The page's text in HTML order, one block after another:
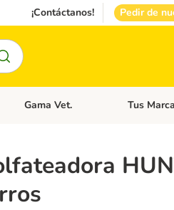
¡Contáctanos! Pedir de
Accesorios Gatos
Menú de categoria abierto: Otros
Gama Vet. Menú de
Tus